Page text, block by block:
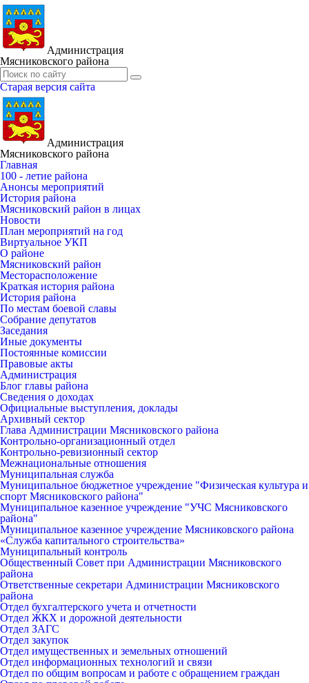
Администрация
Мясниковского района
Старая версия сайта
Администрация
Мясниковского района
Главная
100 - летие района
Анонсы мероприятий
История района
Мясниковский район в лицах
Новости
План мероприятий на год
Виртуальное УКП
О районе
Мясниковский район
Месторасположение
Краткая история района
История района
По местам боевой славы
Собрание депутатов
Заседания
Иные документы
Постоянные комиссии
Правовые акты
Администрация
Блог главы района
Сведения о доходах
Официальные выступления, доклады
Архивный сектор
Глава Администрации Мясниковского района
Контрольно-организационный отдел
Контрольно-ревизионный сектор
Межнациональные отношения
Муниципальная служба
Муниципальное бюджетное учреждение "Физическая культура и
спорт Мясниковского района"
Муниципальное казенное учреждение "УЧС Мясниковского
района"
Муниципальное казенное учреждение Мясниковского района
«Служба капитального строительства»
Муниципальный контроль
Общественный Совет при Администрации Мясниковского
района
Ответственные секретари Администрации Мясниковского
района
Отдел бухгалтерского учета и отчетности
Отдел ЖКХ и дорожной деятельности
Отдел ЗАГС
Отдел закупок
Отдел имущественных и земельных отношений
Отдел информационных технологий и связи
Отдел по общим вопросам и работе с обращением граждан